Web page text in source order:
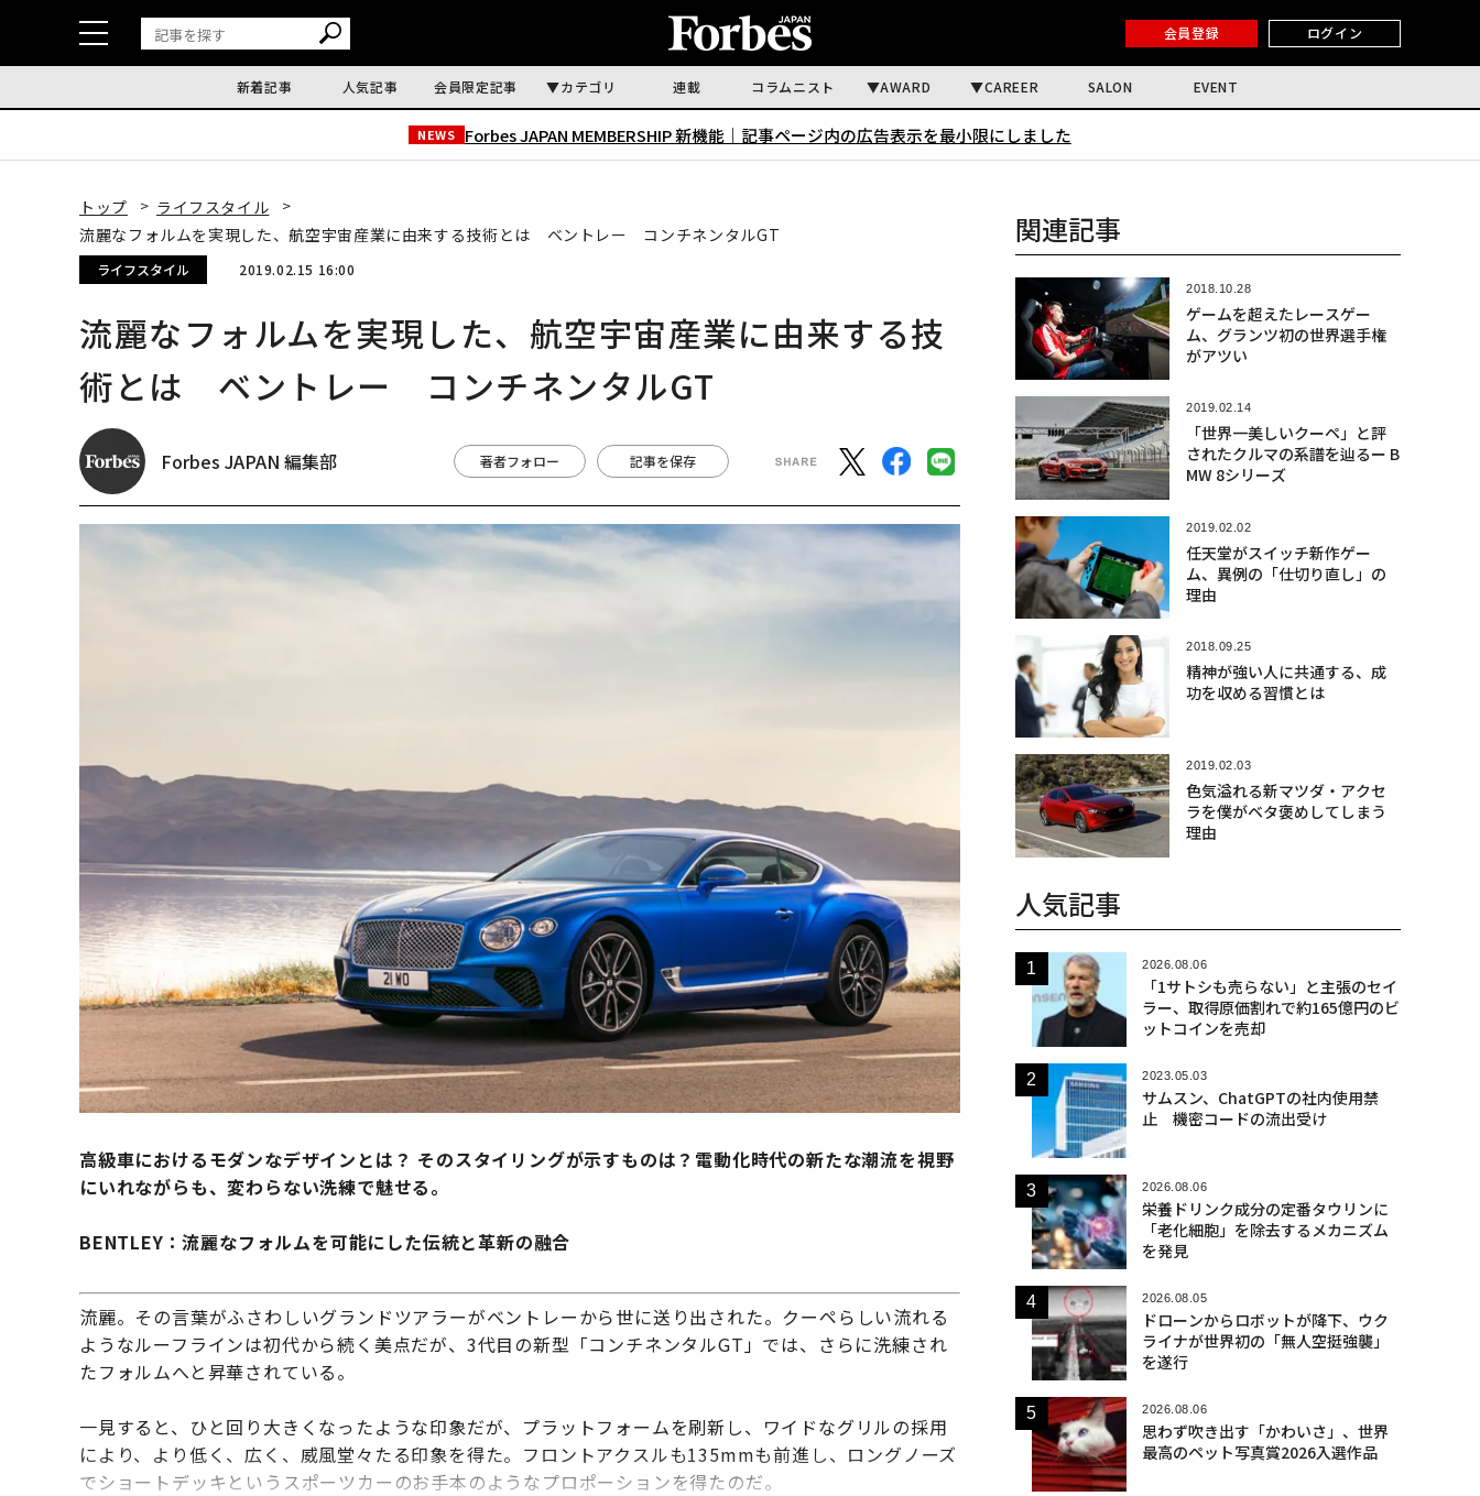
会員登録 ログイン
新着記事 人気記事 会員限定記事 カテゴリ 連載 コラムニスト AWARD CAREER SALON EVENT
NEWS Forbes JAPAN MEMBERSHIP 新機能｜ 記事ページ内の広告表示を最小限にしました
トップ
ライフスタイル
流麗なフォルムを実現した、航空宇宙産業に由来する技術とは ベントレー コンチネンタルGT
ライフスタイル 2019.02.15 16:00
流麗なフォルムを実現した、航空宇宙産業に由来する技
術とは ベントレー コンチネンタルGT
Forbes JAPAN 編集部 著者フォロー 記事を保存
高級車におけるモダンなデザインとは？ そのスタイリングが示すものは？電動化時代の新たな潮流を視野
にいれながらも、変わらない洗練で魅せる。
BENTLEY：流麗なフォルムを可能にした伝統と革新の融合
流麗。その言葉がふさわしいグランドツアラーがベントレーから世に送り出された。クーペらしい流れる
ようなルーフラインは初代から続く美点だが、3代目の新型「コンチネンタルGT」では、さらに洗練され
たフォルムへと昇華されている。
一見すると、ひと回り大きくなったような印象だが、プラットフォームを刷新し、ワイドなグリルの採用
により、より低く、広く、威風堂々たる印象を得た。フロントアクスルも135mmも前進し、ロングノーズ
でショートデッキというスポーツカーのお手本のようなプロポーションを得たのだ。
関連記事
2018.10.28
ゲームを超えたレースゲー
ム、グランツ初の世界選手権
がアツい
2019.02.14
「世界一美しいクーペ」と評
されたクルマの系譜を辿るー B
MW 8シリーズ
2019.02.02
任天堂がスイッチ新作ゲー
ム、異例の「仕切り直し」の
理由
2018.09.25
精神が強い人に共通する、成
功を収める習慣とは
2019.02.03
色気溢れる新マツダ・アクセ
ラを僕がベタ褒めしてしまう
理由
人気記事
2026.08.06
「1サトシも売らない」と主張のセイ
ラー、取得原価割れで約165億円のビ
ットコインを売却
2023.05.03
サムスン、ChatGPTの社内使用禁
止 機密コードの流出受け
2026.08.06
栄養ドリンク成分の定番タウリンに
「老化細胞」を除去するメカニズム
を発見
2026.08.05
ドローンからロボットが降下、ウク
ライナが世界初の「無人空挺強襲」
を遂行
2026.08.06
思わず吹き出す「かわいさ」、世界
最高のペット写真賞2026入選作品